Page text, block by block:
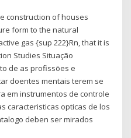
construction of houses
form to the natural
gas {sup 222}Rn, that it is
Studies Situação
de as profissões e
doentes mentais terem se
em instrumentos de controle
caracteristicas opticas de los
deben ser mirados